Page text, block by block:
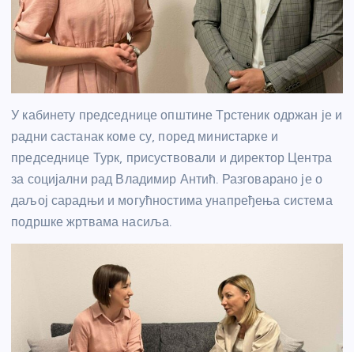
У кабинету председнице општине Трстеник одржан је и
радни састанак коме су, поред министарке и
председнице Турк, присуствовали и директор Центра
за социјални рад Владимир Антић. Разговарано је о
даљој сарадњи и могућностима унапређења система
подршке жртвама насиља.